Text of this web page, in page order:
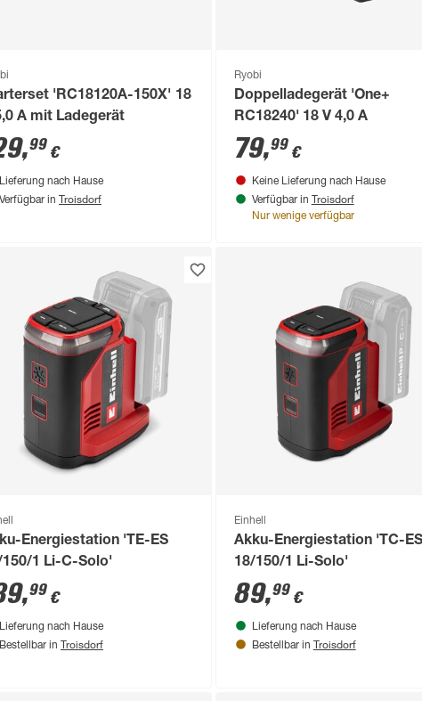
'RC18120A-150X' 18
A mit Ladegerät
,99 €
Lieferung nach Hause
Verfügbar in Troisdorf
Ryobi
Doppelladegerät 'One+
RC18240' 18 V 4,0 A
79,99€
Keine Lieferung nach Hause
Verfügbar in Troisdorf
Nur wenige verfügbar
Energiestation 'TE-ES
150/1 Li-C-Solo'
,99 €
Lieferung nach Hause
Bestellbar in Troisdorf
Einhell
Akku-Energiestation 'TC-ES
18/150/1 Li-Solo'
89,99€
Lieferung nach Hause
Bestellbar in Troisdorf